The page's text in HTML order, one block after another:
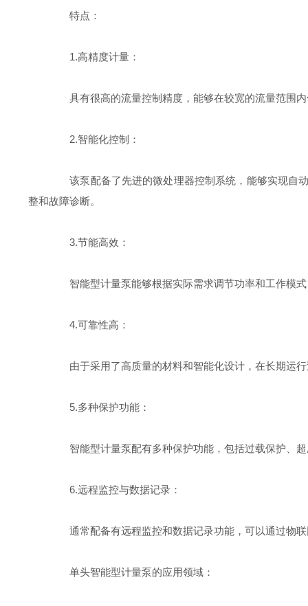
特点：
1.高精度计量：
具有很高的流量控制精度，能够在较宽的流量范围内
2.智能化控制：
该泵配备了先进的微处理器控制系统，能够实现自动
整和故障诊断。
3.节能高效：
智能型计量泵能够根据实际需求调节功率和工作模式
4.可靠性高：
由于采用了高质量的材料和智能化设计，在长期运行
5.多种保护功能：
智能型计量泵配有多种保护功能，包括过载保护、超
6.远程监控与数据记录：
通常配备有远程监控和数据记录功能，可以通过物联
单头智能型计量泵的应用领域：